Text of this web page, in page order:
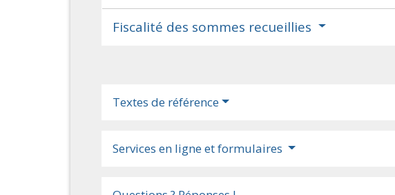
Fiscalité des sommes recueillies
Textes de référence
Services en ligne et formulaires